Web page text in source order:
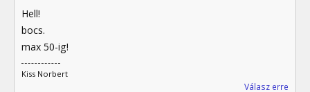
Hell!
bocs.
max 50-ig!
Kiss Norbert
Válasz erre